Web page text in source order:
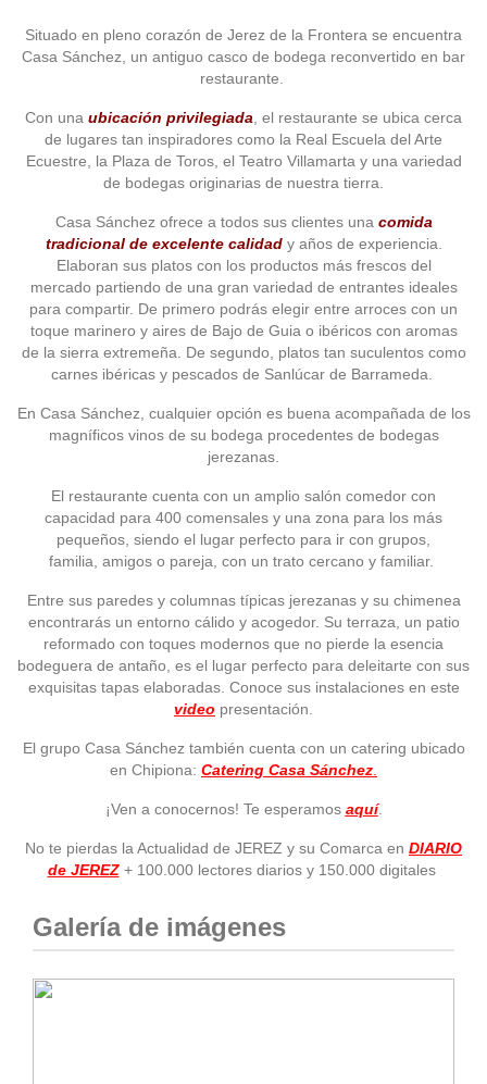
Situado en pleno corazón de Jerez de la Frontera se encuentra
Casa Sánchez, un antiguo casco de bodega reconvertido en bar
restaurante.
Con una ubicación privilegiada , el restaurante se ubica cerca
de lugares tan inspiradores como la Real Escuela del Arte
Ecuestre, la Plaza de Toros, el Teatro Villamarta y una variedad
de bodegas originarias de nuestra tierra.
Casa Sánchez ofrece a todos sus clientes una comida
tradicional de excelente calidady años de experiencia.
Elaboran sus platos con los productos más frescos del
mercado partiendo de una gran variedad de entrantes ideales
para compartir. De primero podrás elegir entre arroces con un
toque marinero y aires de Bajo de Guia o ibéricos con aromas
de la sierra extremeña. De segundo, platos tan suculentos como
carnes ibéricas y pescados de Sanlúcar de Barrameda.
En Casa Sánchez, cualquier opción es buena acompañada de los
magníficos vinos de su bodega procedentes de bodegas
jerezanas.
El restaurante cuenta con un amplio salón comedor con
capacidad para 400 comensales y una zona para los más
pequeños, siendo el lugar perfecto para ir con grupos,
familia, amigos o pareja, con un trato cercano y familiar.
Entre sus paredes y columnas típicas jerezanas y su chimenea
encontrarás un entorno cálido y acogedor. Su terraza, un patio
reformado con toques modernos que no pierde la esencia
bodeguera de antaño, es el lugar perfecto para deleitarte con sus
exquisitas tapas elaboradas. Conoce sus instalaciones en este
video presentación.
El grupo Casa Sánchez también cuenta con un catering ubicado
en Chipiona: Catering Casa Sánchez
¡Ven a conocernos! Te esperamos aquí.
No te pierdas la Actualidad de JEREZ y su Comarca en DIARIO
de JEREZ+ 100.000 lectores diarios y 150.000 digitales
Galería de imágenes